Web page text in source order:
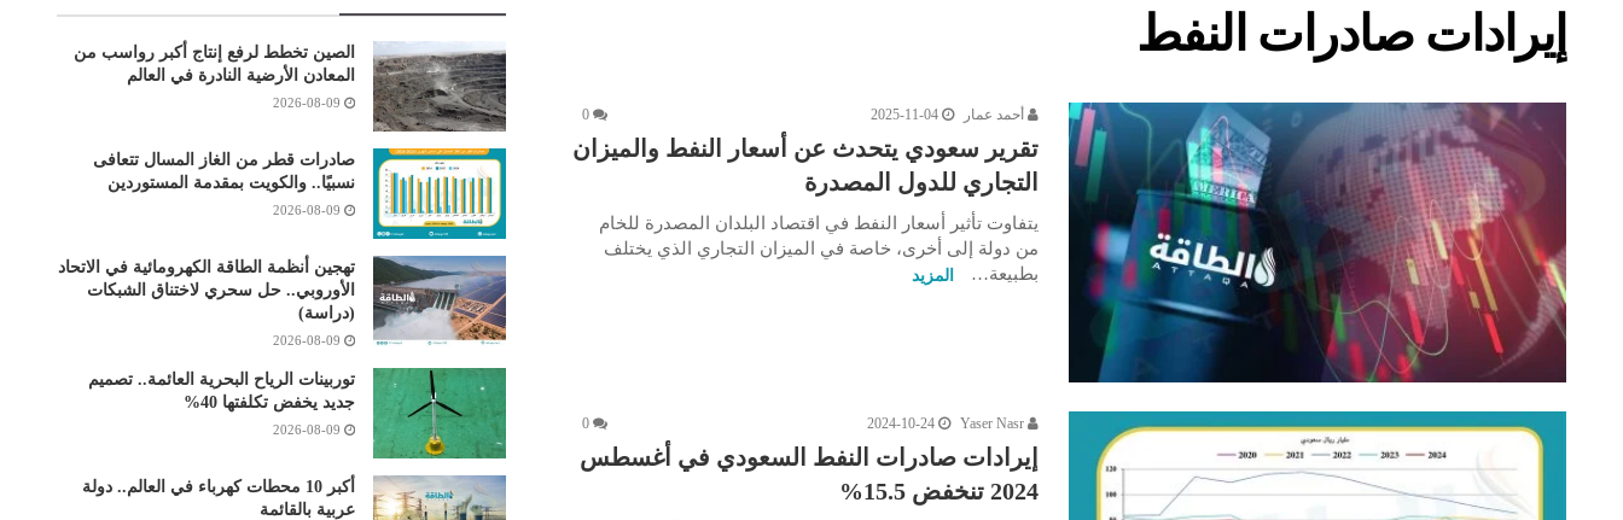
إيرادات صادرات النفط
أحمد عمار 2025-11-04
0
تقرير سعودي يتحدث عن أسعار النفط والميزان
التجاري للدول المصدرة
يتفاوت تأثير أسعار النفط في اقتصاد البلدان المصدرة للخام
من دولة إلى أخرى، خاصة في الميزان التجاري الذي يختلف
بطبيعة…
المزيد
Yaser Nasr
2024-10-24
0
إيرادات صادرات النفط السعودي في أغسطس
2024 تنخفض 15.5%
الصين تخطط لرفع إنتاج أكبر رواسب من
المعادن الأرضية النادرة في العالم
2026-08-09
صادرات قطر من الغاز المسال تتعافى
نسبيًا.. والكويت بمقدمة المستوردين
2026-08-09
تهجين أنظمة الطاقة الكهرومائية في الاتحاد
الأوروبي.. حل سحري لاختناق الشبكات
(دراسة)
2026-08-09
توربينات الرياح البحرية العائمة.. تصميم
جديد يخفض تكلفتها 40%
2026-08-09
أكبر 10 محطات كهرباء في العالم.. دولة
عربية بالقائمة